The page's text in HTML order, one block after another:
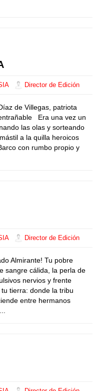
Director de Edición
de Villegas, patriota
Era una vez un
las olas y sorteando
a la quilla heroicos
con rumbo propio y
Director de Edición
Almirante! Tu pobre
sangre cálida, la perla de
nervios y frente
tierra: donde la tribu
entre hermanos